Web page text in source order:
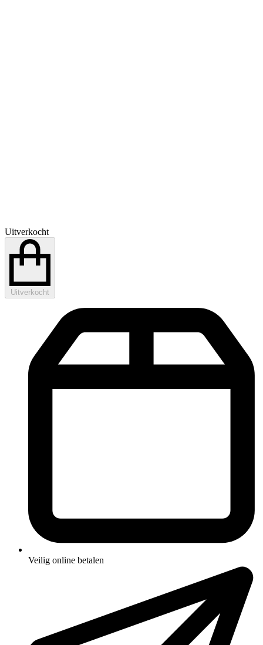
Uitverkocht
Uitverkocht
Veilig online betalen